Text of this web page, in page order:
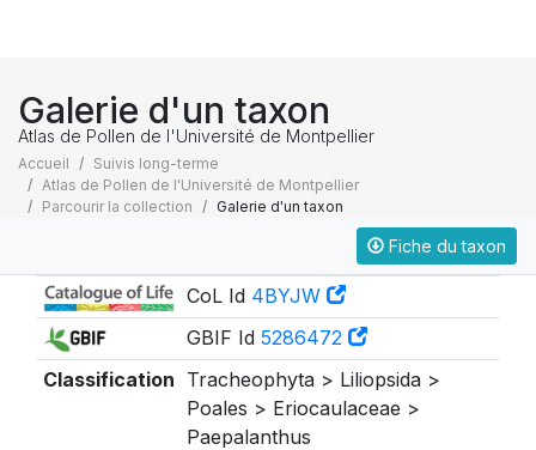
Galerie d'un taxon
Atlas de Pollen de l'Université de Montpellier
Accueil
Suivis long-terme
Atlas de Pollen de l'Université de Montpellier
Parcourir la collection
Galerie d'un taxon
Fiche du taxon
CoL Id 4BYJW
GBIF Id 5286472
Classification Tracheophyta > Liliopsida >
Poales > Eriocaulaceae >
Paepalanthus